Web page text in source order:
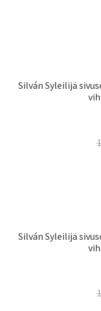
Silván Syleilijä
Silván Syleilijä